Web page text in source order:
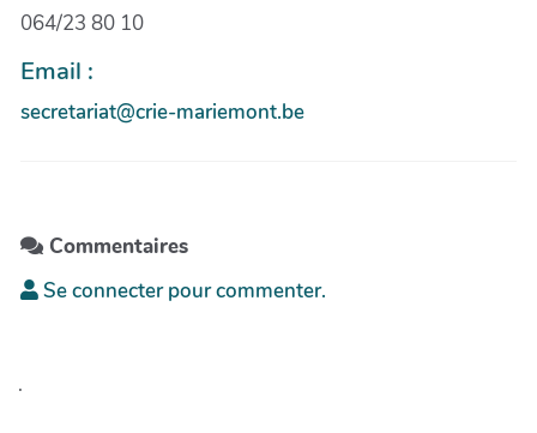
064/23 80 10
Email :
secretariat@crie-mariemont.be
Commentaires
Se connecter pour commenter.
.